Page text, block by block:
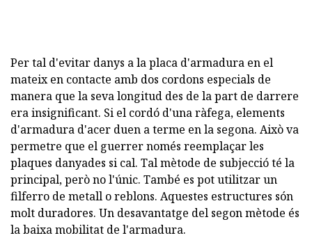
Per tal d'evitar danys a la placa d'armadura en el
mateix en contacte amb dos cordons especials de
manera que la seva longitud des de la part de darrere
era insignificant. Si el cordó d'una ràfega, elements
d'armadura d'acer duen a terme en la segona. Això va
permetre que el guerrer només reemplaçar les
plaques danyades si cal. Tal mètode de subjecció té la
principal, però no l'únic. També es pot utilitzar un
filferro de metall o reblons. Aquestes estructures són
molt duradores. Un desavantatge del segon mètode és
la baixa mobilitat de l'armadura.